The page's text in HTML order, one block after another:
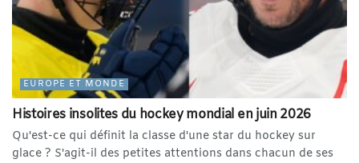
EUROPE ET MONDE
Histoires insolites du hockey mondial en juin 2026
Qu'est-ce qui définit la classe d'une star du hockey sur
glace ? S'agit-il des petites attentions dans chacun de ses